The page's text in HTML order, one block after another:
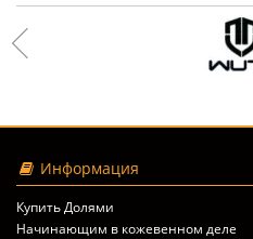
Информация
Купить Долями
Начинающим в кожевенном деле